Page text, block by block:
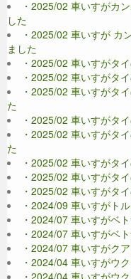
・2025/02 車いすがカ
した
・2025/02 車いすが カ
ました
・2025/02 車いすがタ
・2025/02 車いすがタ
・2025/02 車いすがタ
た
・2025/02 車いすがタ
・2025/02 車いすがタ
た
・2025/02 車いすがタ
・2025/02 車いすがタ
・2025/02 車いすがタ
・2024/09 車いすがト
・2024/07 車いすがベ
・2024/07 車いすがベ
・2024/07 車いすがク
・2024/04 車いすがウ
・2024/04 車いすがウ